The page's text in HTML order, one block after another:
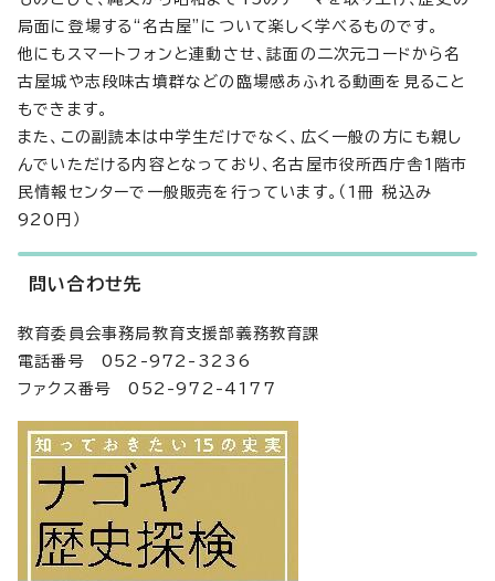
局面に登場する“名古屋”について楽しく学べるものです。
他にもスマートフォンと連動させ、誌面の二次元コードから名
古屋城や志段味古墳群などの臨場感あふれる動画を見ること
もできます。
また、この副読本は中学生だけでなく、広く一般の方にも親し
んでいただける内容となっており、名古屋市役所西庁舎1階市
民情報センターで一般販売を行っています。（1冊 税込み
920円）
問い合わせ先
教育委員会事務局教育支援部義務教育課
電話番号 052-972-3236
ファクス番号 052-972-4177